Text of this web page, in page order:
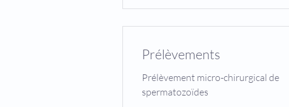
Prélèvements
Prélèvement micro-chirurgical de
spermatozoïdes